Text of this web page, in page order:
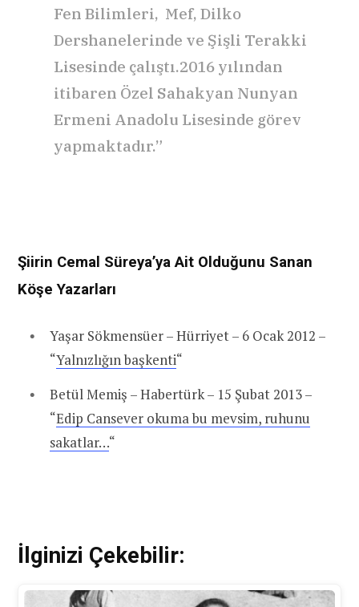
Fen Bilimleri, Mef, Dilko
Dershanelerinde ve Şişli Terakki
Lisesinde çalıştı.2016 yılından
itibaren Özel Sahakyan Nunyan
Ermeni Anadolu Lisesinde görev
yapmaktadır.”
Şiirin Cemal Süreya’ya Ait Olduğunu Sanan
Köşe Yazarları
Yaşar Sökmensüer – Hürriyet – 6 Ocak 2012 –
“Yalnızlığın başkenti“
Betül Memiş – Habertürk – 15 Şubat 2013 –
“Edip Cansever okuma bu mevsim, ruhunu
sakatlar…“
İlginizi Çekebilir: